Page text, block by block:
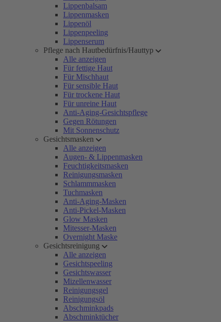
Lippenbalsam
Lippenmasken
Lippenöl
Lippenpeeling
Lippenserum
Pflege nach Hautbedürfnis/Hauttyp
Alle anzeigen
Für fettige Haut
Für Mischhaut
Für sensible Haut
Für trockene Haut
Für unreine Haut
Anti-Aging-Gesichtspflege
Gegen Rötungen
Mit Sonnenschutz
Gesichtsmasken
Alle anzeigen
Augen- & Lippenmasken
Feuchtigkeitsmasken
Reinigungsmasken
Schlammmasken
Tuchmasken
Anti-Aging-Masken
Anti-Pickel-Masken
Glow Masken
Mitesser-Masken
Overnight Maske
Gesichtsreinigung
Alle anzeigen
Gesichtspeeling
Gesichtswasser
Mizellenwasser
Reinigungsgel
Reinigungsöl
Abschminkpads
Abschminktücher